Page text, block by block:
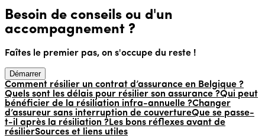
Besoin de conseils ou d'un
accompagnement ?
Faîtes le premier pas, on s'occupe du reste !
Démarrer
Comment résilier un contrat d’assurance en Belgique ?
Quels sont les délais pour résilier son assurance ?Qui peut
bénéficier de la résiliation infra-annuelle ?Changer
d’assureur sans interruption de couvertureQue se passe-
t-il après la résiliation ?Les bons réflexes avant de
résilierSources et liens utiles